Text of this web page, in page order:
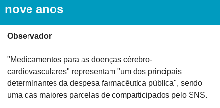
nove anos
Observador
"Medicamentos para as doenças cérebro-
cardiovasculares" representam "um dos principais
determinantes da despesa farmacêutica pública", sendo
uma das maiores parcelas de comparticipados pelo SNS.